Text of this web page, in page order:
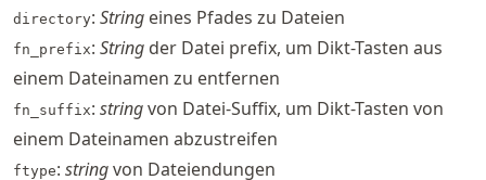
directory: String eines Pfades zu Dateien
fn_prefix: String der Datei prefix, um Dikt-Tasten aus
einem Dateinamen zu entfernen
fn_suffix: stringvon Datei-Suffix, um Dikt-Tasten von
einem Dateinamen abzustreifen
ftype: stringvon Dateiendungen